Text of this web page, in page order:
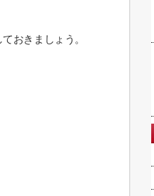
おきましょう。